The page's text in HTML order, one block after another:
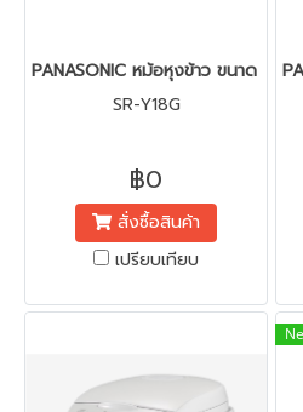
PANASONIC หม้อหุงข้าว ขนาด 1.8
SR-Y18G
฿0
สั่งซื้อสินค้า
เปรียบเทียบ